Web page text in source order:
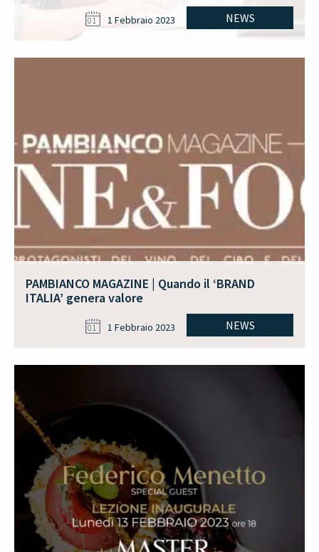
NEWS
01 1 Febbraio 2023
PAMBIANCO MAGAZINE | Quando il ‘BRAND
ITALIA’ genera valore
NEWS
01 1 Febbraio 2023